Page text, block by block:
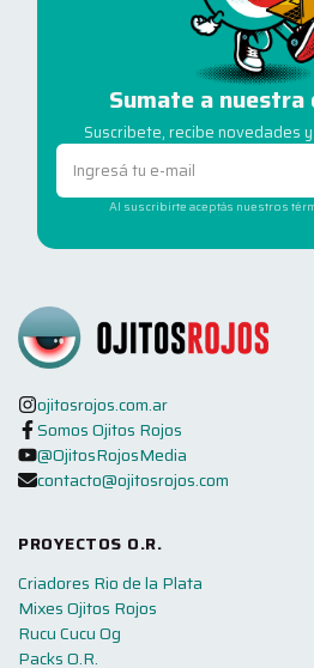
Sumate a nuestra
Suscribete, recibe novedades
Al suscribirte aceptás nuestros
ojitosrojos.com.ar
Somos Ojitos Rojos
@OjitosRojosMedia
contacto@ojitosrojos.com
PROYECTOS O.R.
Criadores Rio de la Plata
Mixes Ojitos Rojos
Rucu Cucu Og
Packs O.R.